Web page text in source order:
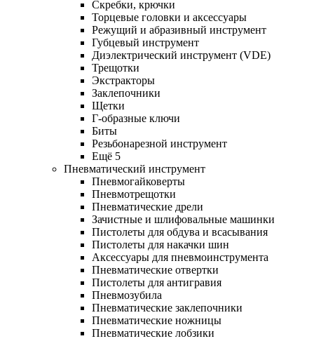
Скребки, крючки
Торцевые головки и аксессуары
Режущий и абразивный инструмент
Губцевый инструмент
Диэлектрический инструмент (VDE)
Трещотки
Экстракторы
Заклепочники
Щетки
Г-образные ключи
Биты
Резьбонарезной инструмент
Ещё 5
Пневматический инструмент
Пневмогайковерты
Пневмотрещотки
Пневматические дрели
Зачистные и шлифовальные машинки
Пистолеты для обдува и всасывания
Пистолеты для накачки шин
Аксессуары для пневмоинструмента
Пневматические отвертки
Пистолеты для антигравия
Пневмозубила
Пневматические заклепочники
Пневматические ножницы
Пневматические лобзики